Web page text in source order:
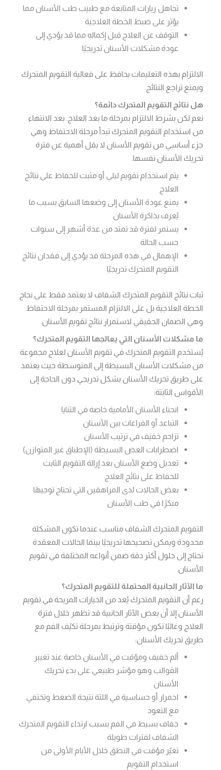
تجاهل زيارات المتابعة مع طبيب طب الأسنان مما
يؤثر على ضبط الخطة العلاجية
التوقف عن العلاج قبل إكماله مما قد يؤدي إلى
عودة مشكلات الأسنان تدريجيًا
الالتزام بهذه التعليمات يحافظ على فعالية التقويم المتحرك
ويمنع تراجع النتائج.
هل نتائج التقويم المتحرك دائمة؟
نعم لكن بشرط الالتزام بمرحلة ما بعد العلاج. بعد الانتهاء
من استخدام التقويم المتحرك تبدأ مرحلة الاحتفاظ وهي
جزء أساسي من تقويم الأسنان لا يقل أهمية عن فترة
تحريك الأسنان نفسها.
يتم استخدام تقويم ليلي أو مثبت للحفاظ على نتائج
العلاج
يمنع عودة الأسنان إلى وضعها السابق بسبب ما
يُعرف بذاكرة الأسنان
يستمر لفترة قد تمتد من عدة أشهر إلى سنوات
حسب الحالة
الإهمال في هذه المرحلة قد يؤدي إلى فقدان نتائج
التقويم المتحرك تدريجيًا
ثبات نتائج التقويم المتحرك الشفاف لا يعتمد فقط على نجاح
الخطة العلاجية بل على الالتزام المستمر بمرحلة الاحتفاظ
وهي الضمان الحقيقي لاستمرار نتائج تقويم الأسنان.
ما مشكلات الأسنان التي يعالجها التقويم المتحرك؟
يُستخدم التقويم المتحرك في تقويم الأسنان لعلاج مجموعة
من مشكلات الأسنان البسيطة إلى المتوسطة حيث يعتمد
على طريق تحريك الأسنان بشكل تدريجي دون الحاجة إلى
الأقواس الثابتة:
انحناء الأسنان الأمامية خاصة في الثنايا
التباعد أو الفراغات بين الأسنان
تزاحم خفيف في ترتيب الأسنان
اضطرابات العض البسيطة (الإطباق غير المتوازن)
تعديل وضع الأسنان بعد إزالة التقويم الثابت
للحفاظ على نتائج العلاج
بعض الحالات لدى المراهقين التي تحتاج توجيهًا
مبكرًا في طب الأسنان
التقويم المتحرك الشفاف مناسب عندما تكون المشكلة
محدودة ويمكن تصحيحها تدريجيًا بينما الحالات المعقدة
تحتاج إلى حلول أكثر دقة ضمن أنواعه المختلفة في تقويم
الأسنان.
ما الآثار الجانبية المحتملة للتقويم المتحرك؟
رغم أن التقويم المتحرك يُعد من الخيارات المريحة في تقويم
الأسنان إلا أن بعض الآثار الجانبية قد تظهر خلال فترة
العلاج وغالبًا تكون مؤقتة وترتبط بمرحلة تكيّف الفم مع
طريق تحريك الأسنان:
ألم خفيف ومؤقت في الأسنان خاصة عند تغيير
القوالب وهو مؤشر طبيعي على بدء تحريك
الأسنان
احمرار أو حساسية في اللثة نتيجة الضغط وتختفي
مع التعود
جفاف بسيط في الفم بسبب ارتداء التقويم المتحرك
الشفاف لفترات طويلة
تغيّر مؤقت في النطق خلال الأيام الأولى من
استخدام التقويم